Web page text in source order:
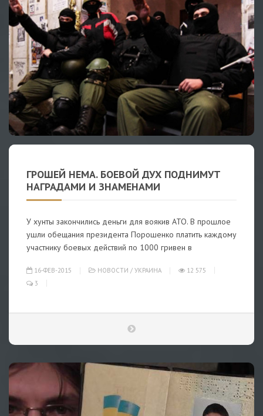
ГРОШЕЙ НЕМА. БОЕВОЙ ДУХ ПОДНИМУТ
НАГРАДАМИ И ЗНАМЕНАМИ
У хунты закончились деньги для воякив АТО. В прошлое
ушли обещания президента Порошенко платить каждому
участнику боевых действий по 1000 гривен в
16-ФЕВ-2015 НОВОСТИ / УКРАИНА
12 575
3